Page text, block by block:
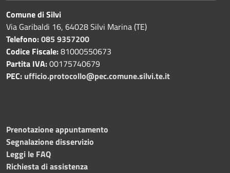
Comune di Silvi
Via Garibaldi 16, 64028 Silvi Marina (TE)
Telefono:085 9357200
Codice Fiscale:81000550673
Partita IVA:00175740679
PEC: ufficio.protocollo@pec.comune.silvi.te.it
Prenotazione appuntamento
Segnalazione disservizio
Leggi le FAQ
Richiesta di assistenza